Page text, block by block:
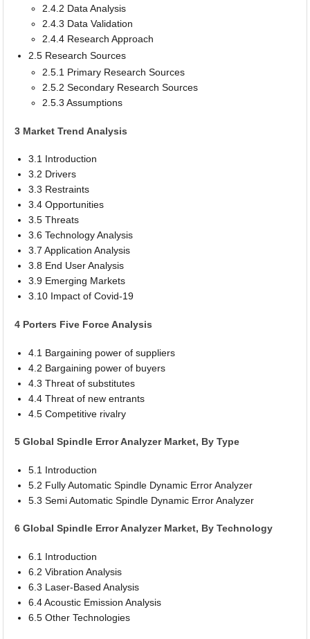
2.4.2 Data Analysis
2.4.3 Data Validation
2.4.4 Research Approach
2.5 Research Sources
2.5.1 Primary Research Sources
2.5.2 Secondary Research Sources
2.5.3 Assumptions
3 Market Trend Analysis
3.1 Introduction
3.2 Drivers
3.3 Restraints
3.4 Opportunities
3.5 Threats
3.6 Technology Analysis
3.7 Application Analysis
3.8 End User Analysis
3.9 Emerging Markets
3.10 Impact of Covid-19
4 Porters Five Force Analysis
4.1 Bargaining power of suppliers
4.2 Bargaining power of buyers
4.3 Threat of substitutes
4.4 Threat of new entrants
4.5 Competitive rivalry
5 Global Spindle Error Analyzer Market, By Type
5.1 Introduction
5.2 Fully Automatic Spindle Dynamic Error Analyzer
5.3 Semi Automatic Spindle Dynamic Error Analyzer
6 Global Spindle Error Analyzer Market, By Technology
6.1 Introduction
6.2 Vibration Analysis
6.3 Laser-Based Analysis
6.4 Acoustic Emission Analysis
6.5 Other Technologies